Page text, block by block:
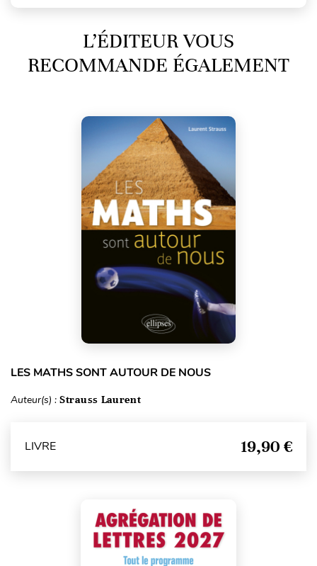
L’ÉDITEUR VOUS
RECOMMANDE ÉGALEMENT
LES MATHS SONT AUTOUR DE NOUS
Auteur(s) : Strauss Laurent
LIVRE 19,90 €